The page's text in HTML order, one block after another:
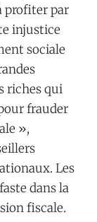
profiter par
injustice
sociale
riches qui
frauder
»,
Les
dans la
fiscale.